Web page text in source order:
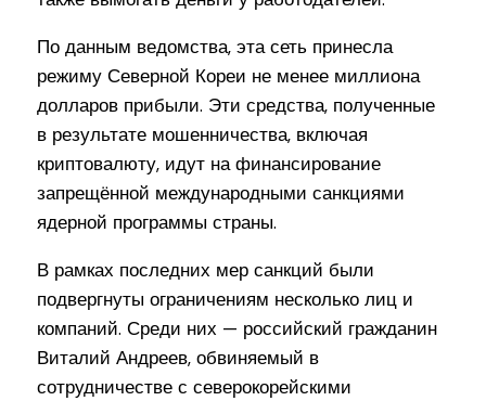
По данным ведомства, эта сеть принесла
режиму Северной Кореи не менее миллиона
долларов прибыли. Эти средства, полученные
в результате мошенничества, включая
криптовалюту, идут на финансирование
запрещённой международными санкциями
ядерной программы страны.
В рамках последних мер санкций были
подвергнуты ограничениям несколько лиц и
компаний. Среди них — российский гражданин
Виталий Андреев, обвиняемый в
сотрудничестве с северокорейскими